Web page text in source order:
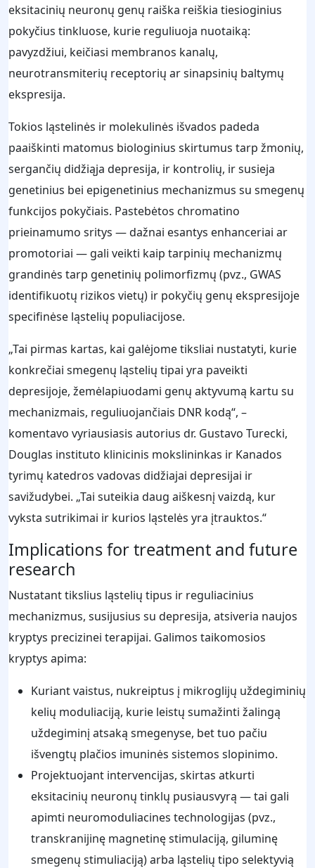
eksitacinių neuronų genų raiška reiškia tiesioginius
pokyčius tinkluose, kurie reguliuoja nuotaiką:
pavyzdžiui, keičiasi membranos kanalų,
neurotransmiterių receptorių ar sinapsinių baltymų
ekspresija.
Tokios ląstelinės ir molekulinės išvados padeda
paaiškinti matomus biologinius skirtumus tarp žmonių,
sergančių didžiąja depresija, ir kontrolių, ir susieja
genetinius bei epigenetinius mechanizmus su smegenų
funkcijos pokyčiais. Pastebėtos chromatino
prieinamumo sritys — dažnai esantys enhanceriai ar
promotoriai — gali veikti kaip tarpinių mechanizmų
grandinės tarp genetinių polimorfizmų (pvz., GWAS
identifikuotų rizikos vietų) ir pokyčių genų ekspresijoje
specifinėse ląstelių populiacijose.
„Tai pirmas kartas, kai galėjome tiksliai nustatyti, kurie
konkrečiai smegenų ląstelių tipai yra paveikti
depresijoje, žemėlapiuodami genų aktyvumą kartu su
mechanizmais, reguliuojančiais DNR kodą“, –
komentavo vyriausiasis autorius dr. Gustavo Turecki,
Douglas instituto klinicinis mokslininkas ir Kanados
tyrimų katedros vadovas didžiajai depresijai ir
savižudybei. „Tai suteikia daug aiškesnį vaizdą, kur
vyksta sutrikimai ir kurios ląstelės yra įtrauktos.“
Implications for treatment and future
research
Nustatant tikslius ląstelių tipus ir reguliacinius
mechanizmus, susijusius su depresija, atsiveria naujos
kryptys precizinei terapijai. Galimos taikomosios
kryptys apima:
Kuriant vaistus, nukreiptus į mikroglijų uždegiminių
kelių moduliaciją, kurie leistų sumažinti žalingą
uždegiminį atsaką smegenyse, bet tuo pačiu
išvengtų plačios imuninės sistemos slopinimo.
Projektuojant intervencijas, skirtas atkurti
eksitacinių neuronų tinklų pusiausvyrą — tai gali
apimti neuromoduliacines technologijas (pvz.,
transkranijinę magnetinę stimulaciją, giluminę
smegenų stimuliaciją) arba ląstelių tipo selektyvią